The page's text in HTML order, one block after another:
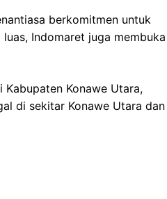
berkomitmen untuk
Indomaret juga membuka
Konawe Utara,
di sekitar Konawe Utara dan